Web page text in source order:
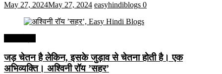
May 27, 2024May 27, 2024 easyhindiblogs 0
जड़ चेतन है लेकिन, इसके जुड़ाव से चेतना होती है। एक
अभिव्यक्ति। अश्विनी रॉय ’सहर’